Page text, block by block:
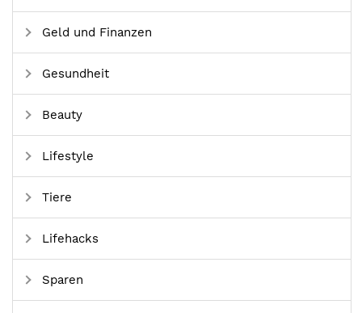
Geld und Finanzen
Gesundheit
Beauty
Lifestyle
Tiere
Lifehacks
Sparen